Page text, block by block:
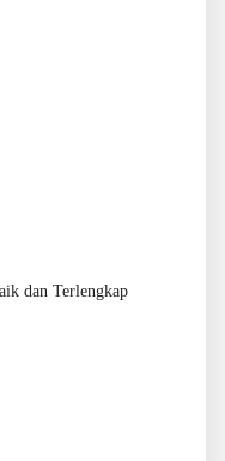
dan Terlengkap